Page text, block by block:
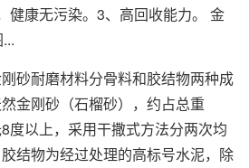
健康无污染。3、高回收能力。 金
磨材料分骨料和胶结物两种成
金刚砂（石榴砂），约占总重
度以上，采用干撒式方法分两次均
结物为经过处理的高标号水泥，除